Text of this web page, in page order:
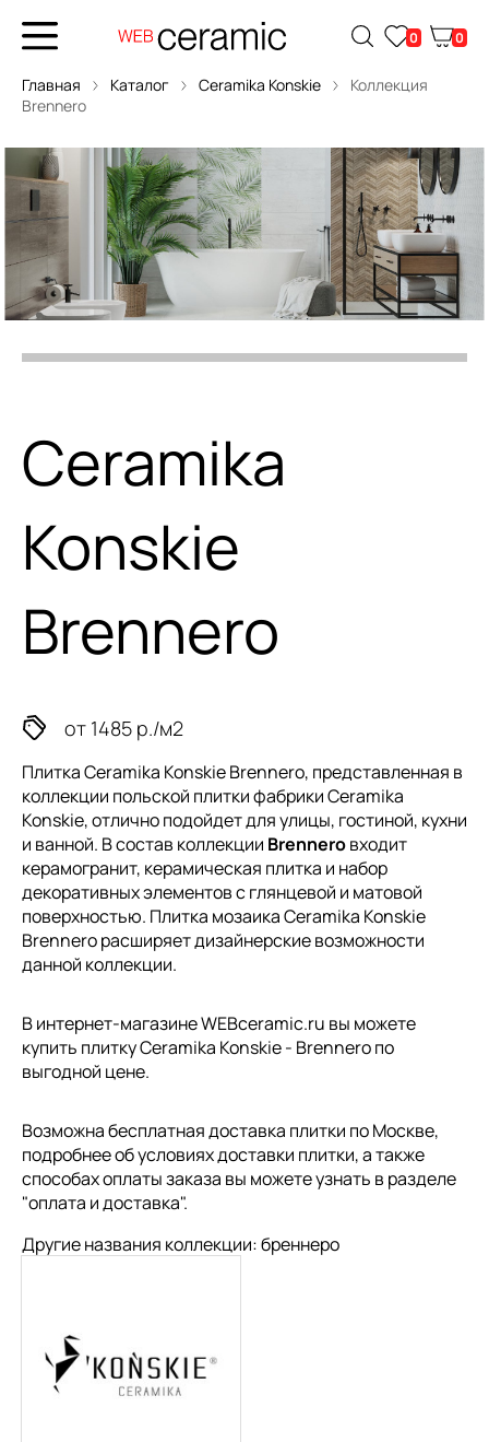
0 0
Главная Каталог Ceramika Konskie
Коллекция
Brennero
Ceramika
Konskie
Brennero
от 1485 р./м2
Плитка Ceramika Konskie Brennero, представленная в
коллекции польской плиткифабрики Ceramika
Konskie, отлично подойдет для улицы, гостиной, кухни
и ванной. В состав коллекции Brenneroвходит
керамогранит, керамическая плитка и набор
декоративных элементов с глянцевой и матовой
поверхностью. Плитка мозаика Ceramika Konskie
Brennero расширяет дизайнерские возможности
данной коллекции.
В интернет-магазине WEBceramic.ru вы можете
купить плитку Ceramika Konskie - Brennero по
выгодной цене.
Возможна бесплатная доставка плитки по Москве,
подробнее об условиях доставки плитки, а также
способах оплаты заказа вы можете узнать в разделе
"оплата и доставка".
Другие названия коллекции: бреннеро